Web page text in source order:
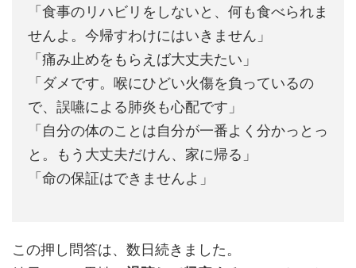
「食事のリハビリをしないと、何も食べられま
せんよ。今帰すわけにはいきません」
「痛み止めをもらえば大丈夫たい」
「ダメです。喉にひどい火傷を負っているの
で、誤嚥による肺炎も心配です」
「自分の体のことは自分が一番よく分かっとっ
と。もう大丈夫だけん、家に帰る」
「命の保証はできませんよ」
この押し問答は、数日続きました。